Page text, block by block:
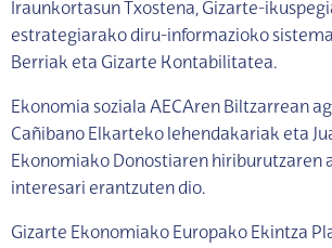
Iraunkortasun Txostena, Gizarte-
estrategiarako diru-informazioko
Berriak eta Gizarte Kontabilitatea.
Ekonomia soziala AECAren Biltzarrean
Cañibano Elkarteko lehendakariak eta
Ekonomiako Donostiaren hiriburutzaren
interesari erantzuten dio.
Gizarte Ekonomiako Europako Ekintza